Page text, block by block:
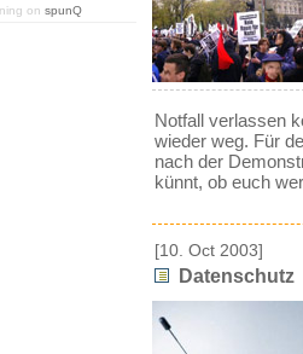
on spunQ
Notfall verlassen
wieder weg. Für
nach der
künnt, ob euch
[10. Oct 2003]
Datenschutz